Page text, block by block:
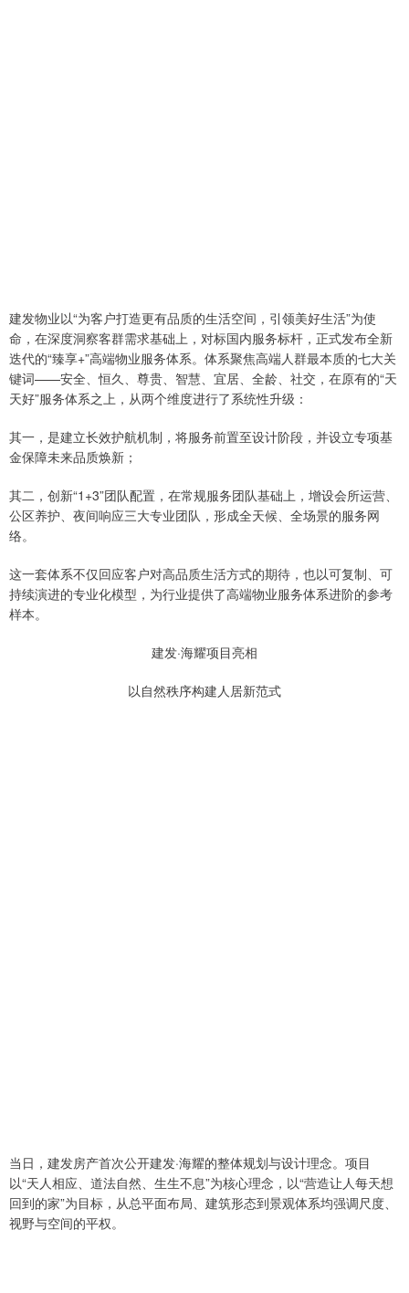
建发物业以“为客户打造更有品质的生活空间，引领美好生活”为使
命，在深度洞察客群需求基础上，对标国内服务标杆，正式发布全新
迭代的“臻享+”高端物业服务体系。体系聚焦高端人群最本质的七大关
键词——安全、恒久、尊贵、智慧、宜居、全龄、社交，在原有的“天
天好”服务体系之上，从两个维度进行了系统性升级：
其一，是建立长效护航机制，将服务前置至设计阶段，并设立专项基
金保障未来品质焕新；
其二，创新“1+3”团队配置，在常规服务团队基础上，增设会所运营、
公区养护、夜间响应三大专业团队，形成全天候、全场景的服务网
络。
这一套体系不仅回应客户对高品质生活方式的期待，也以可复制、可
持续演进的专业化模型，为行业提供了高端物业服务体系进阶的参考
样本。
建发·海耀项目亮相
以自然秩序构建人居新范式
当日，建发房产首次公开建发·海耀的整体规划与设计理念。项目
以“天人相应、道法自然、生生不息”为核心理念，以“营造让人每天想
回到的家”为目标，从总平面布局、建筑形态到景观体系均强调尺度、
视野与空间的平权。